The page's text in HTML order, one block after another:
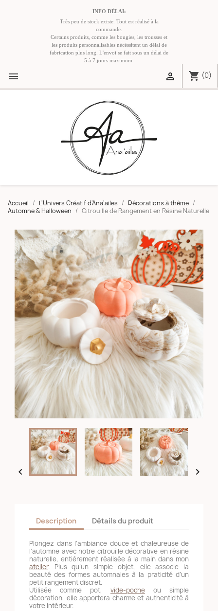
INFO DÉLAI:
Très peu de stock existe. Tout est réalisé à la
commande.
Certains produits, comme les bougies, les trousses et
les produits personnalisables nécéssitent un délai de
fabrication plus long. L'envoi se fait sous un délai de
5 à 7 jours maximum.
 shopping_cart (0)

Accueil L'Univers Créatif d'Ana'ailes
Décorations à thème
Automne & Halloween
Citrouille de Rangement en Résine Naturelle
 
Description Détails du produit
Plongez dans l’ambiance douce et chaleureuse de
l’automne avec notre citrouille décorative en résine
naturelle, entièrement réalisée à la main dans mon
atelier. Plus qu’un simple objet, elle associe la
beauté des formes automnales à la praticité d’un
petit rangement discret.
Utilisée comme pot, vide-poche ou simple
décoration, elle apportera charme et authenticité à
votre intérieur.